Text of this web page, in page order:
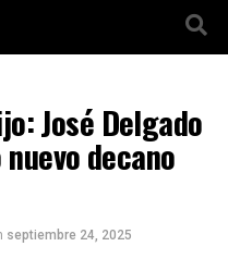
José Delgado
decano
septiembre 24, 2025